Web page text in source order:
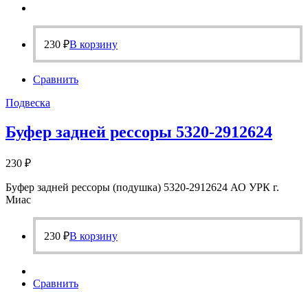
230 ₽В корзину
Сравнить
Подвеска
Буфер задней рессоры 5320-2912624
230 ₽
Буфер задней рессоры (подушка) 5320-2912624 АО УРК г.
Миас
230 ₽В корзину
Сравнить